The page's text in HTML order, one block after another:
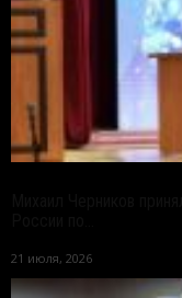
21 июля, 2026